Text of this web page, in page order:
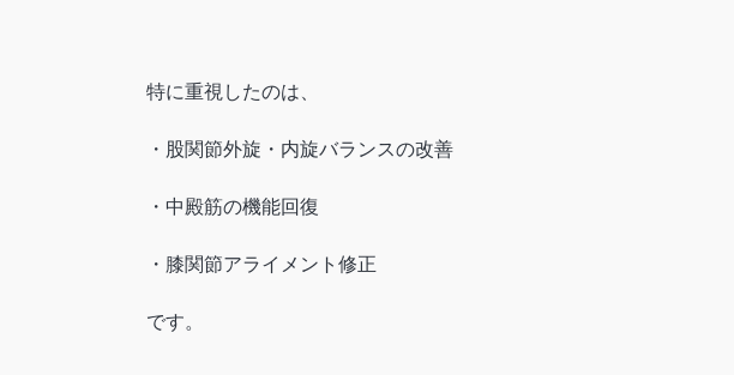
特に重視したのは、
・股関節外旋・内旋バランスの改善
・中殿筋の機能回復
・膝関節アライメント修正
です。